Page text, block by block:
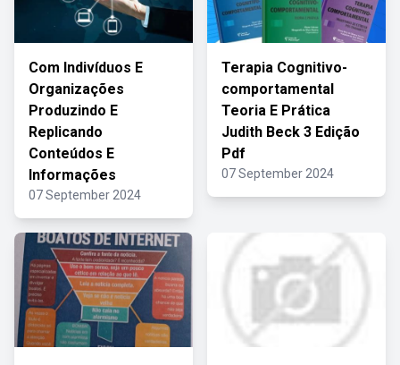
Com Indivíduos E
Organizações
Produzindo E
Replicando
Conteúdos E
Informações
07 September 2024
Terapia Cognitivo-
comportamental
Teoria E Prática
Judith Beck 3 Edição
Pdf
07 September 2024